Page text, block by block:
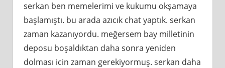
serkan ben memelerimi ve kukumu okşamaya
başlamıştı. bu arada azıcık chat yaptık. serkan
zaman kazanıyordu. meğersem bay milletinin
deposu boşaldıktan daha sonra yeniden
dolması icin zaman gerekiyormuş. serkan daha